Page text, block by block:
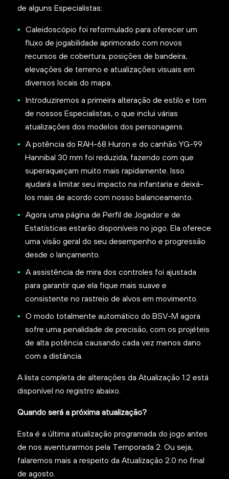
de alguns Especialistas:
Caleidoscópio foi reformulado para oferecer um
fluxo de jogabilidade aprimorado com novos
recursos de cobertura, posições de bandeira,
elevações de terreno e atualizações visuais em
diversos locais do mapa.
Introduziremos a primeira alteração de estilo e tom
de nossos Especialistas, o que inclui várias
atualizações dos modelos dos personagens.
A potência do RAH-68 Huron e do canhão YG-99
Hannibal 30 mm foi reduzida, fazendo com que
superaqueçam muito mais rapidamente. Isso
ajudará a limitar seu impacto na infantaria e deixá-
los mais de acordo com nosso balanceamento.
Agora uma página de Perfil de Jogador e de
Estatísticas estarão disponíveis no jogo. Ela oferece
uma visão geral do seu desempenho e progressão
desde o lançamento.
A assistência de mira dos controles foi ajustada
para garantir que ela fique mais suave e
consistente no rastreio de alvos em movimento.
O modo totalmente automático do BSV-M agora
sofre uma penalidade de precisão, com os projéteis
de alta potência causando cada vez menos dano
com a distância.
A lista completa de alterações da Atualização 1.2 está
disponível no registro abaixo.
Quando será a próxima atualização?
Esta é a última atualização programada do jogo antes
de nos aventurarmos pela Temporada 2. Ou seja,
falaremos mais a respeito da Atualização 2.0 no final
de agosto.